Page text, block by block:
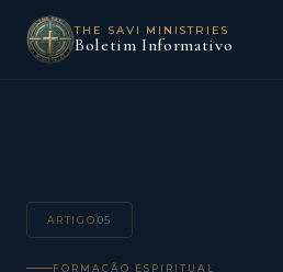
THE SAVI MINISTRIES
Boletim Informativo
ARTIGO 05
FORMAÇÃO ESPIRITUAL